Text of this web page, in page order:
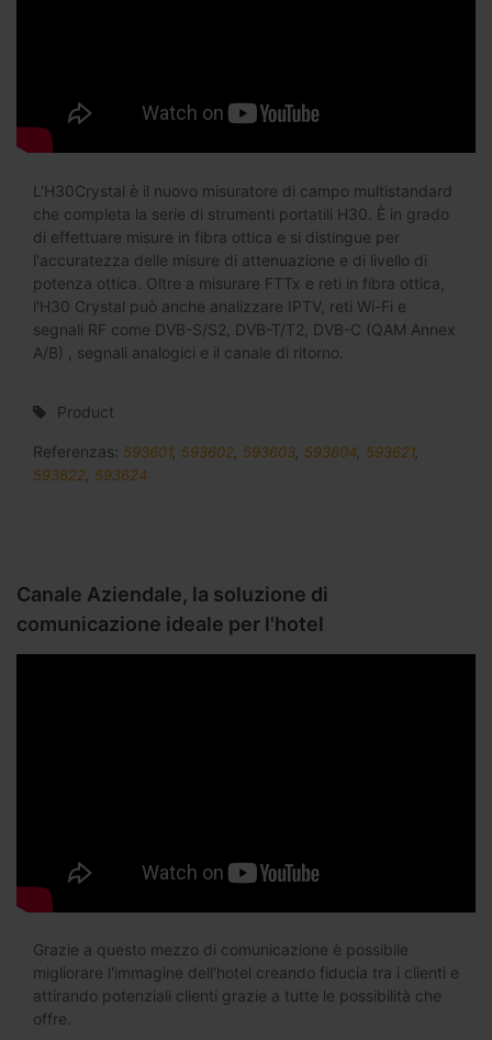
L'H30Crystal è il nuovo misuratore di campo multistandard
che completa la serie di strumenti portatili H30. È in grado
di effettuare misure in fibra ottica e si distingue per
l'accuratezza delle misure di attenuazione e di livello di
potenza ottica. Oltre a misurare FTTx e reti in fibra ottica,
l'H30 Crystal può anche analizzare IPTV, reti Wi-Fi e
segnali RF come DVB-S/S2, DVB-T/T2, DVB-C (QAM Annex
A/B) , segnali analogici e il canale di ritorno.
Product
Referenzas: 593601 593602 593603 593604 593621
593622
593624
Canale Aziendale, la soluzione di
comunicazione ideale per l'hotel
Grazie a questo mezzo di comunicazione è possibile
migliorare l'immagine dell'hotel creando fiducia tra i clienti e
attirando potenziali clienti grazie a tutte le possibilità che
offre.